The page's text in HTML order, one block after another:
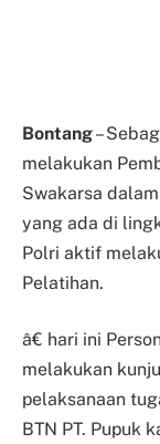
Bontang–
melakukan
Swakarsa
yang ada di
Polri aktif
Pelatihan.
â€ hari ini
melakukan
pelaksanaan
BTN PT. Pupuk